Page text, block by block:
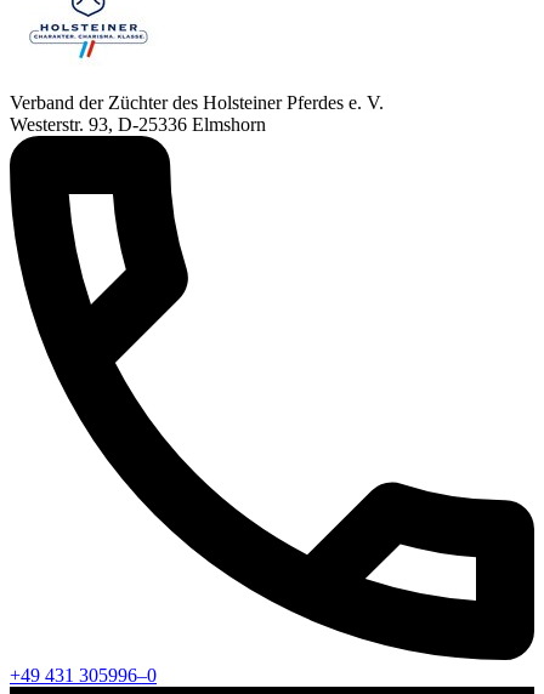
Verband der Züchter des Holsteiner Pferdes e. V.
Westerstr. 93, D-25336 Elmshorn
+49 431 305996–0